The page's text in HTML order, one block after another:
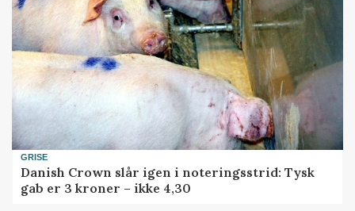
GRISE
Danish Crown slår igen i noteringsstrid: Tysk
gab er 3 kroner – ikke 4,30